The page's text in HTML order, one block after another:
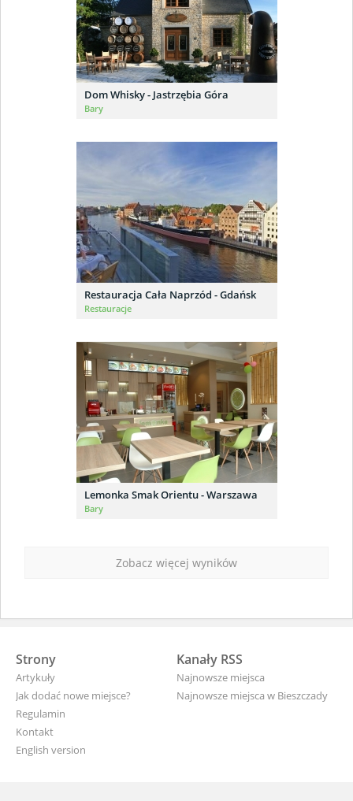
Dom Whisky - Jastrzębia Góra
Bary
Restauracja Cała Naprzód - Gdańsk
Restauracje
Lemonka Smak Orientu - Warszawa
Bary
Zobacz więcej wyników
Strony
Artykuły
Jak dodać nowe miejsce?
Regulamin
Kontakt
English version
Kanały RSS
Najnowsze miejsca
Najnowsze miejsca w Bieszczady